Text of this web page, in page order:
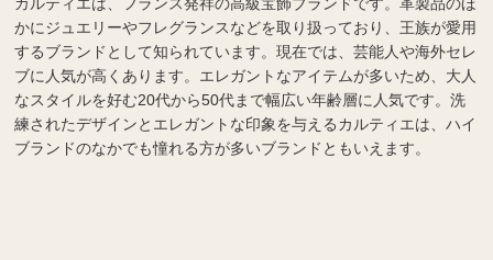
かにジュエリーやフレグランスなどを取り扱っており、王族が愛用
するブランドとして知られています。現在では、芸能人や海外セレ
ブに人気が高くあります。エレガントなアイテムが多いため、大人
なスタイルを好む20代から50代まで幅広い年齢層に人気です。洗
練されたデザインとエレガントな印象を与えるカルティエは、ハイ
ブランドのなかでも憧れる方が多いブランドともいえます。